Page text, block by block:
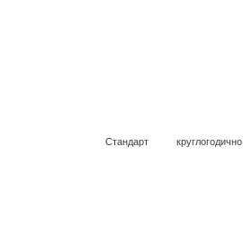
Стандарт круглогодично